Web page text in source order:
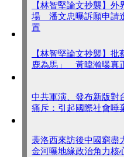
【林智堅論文抄襲】
場 潘文忠曝訴願申請
置
【林智堅論文抄襲】
鹿為馬」 黃暐瀚曝真
中共軍演、發布新版
痛斥：引起國際社會唾
裴洛西來訪後中國窮
金河曝地緣政治角力核